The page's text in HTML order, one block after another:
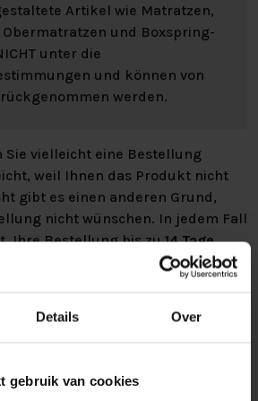
Details Over
gebruik van cookies
Artikel wie Matratzen,
und Boxspring-
unter die
und können von
werden.
Sie vielleicht eine Bestellung
weil Ihnen das Produkt nicht
gibt es einen anderen Grund,
nicht wünschen. In jedem Fall
Ihre Bestellung bis zu14 Tage
von Gründen zu widerrufen.
das Produkt sorgfältig und
Wenn das Produkt beschädigt
mehr als nötig beschädigt ist,